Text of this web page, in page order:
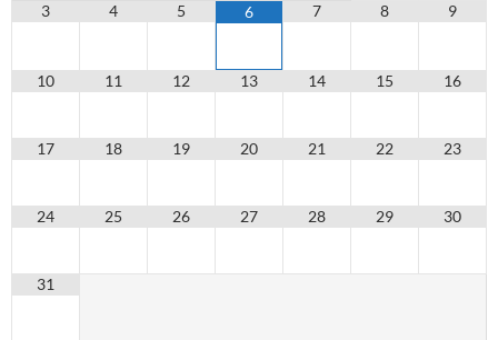
3 4 5 6 7 8 9
10 11 12 13 14 15 16
17 18 19 20 21 22 23
24 25 26 27 28 29 30
31